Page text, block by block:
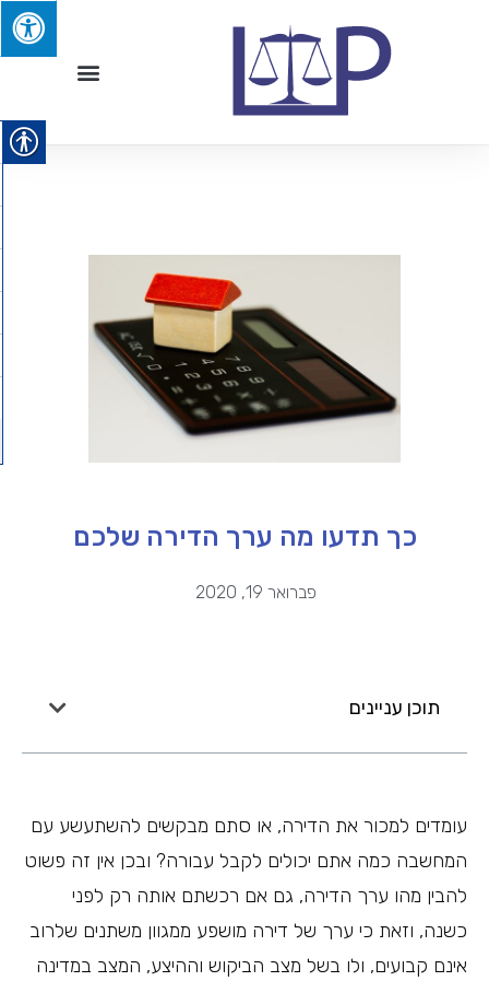
כך תדעו מה ערך הדירה שלכם
פברואר 19, 2020
תוכן עניינים
עומדים למכור את הדירה, או סתם מבקשים להשתעשע עם
המחשבה כמה אתם יכולים לקבל עבורה? ובכן אין זה פשוט
להבין מהו ערך הדירה, גם אם רכשתם אותה רק לפני
כשנה, וזאת כי ערך של דירה מושפע ממגוון משתנים שלרוב
אינם קבועים, ולו בשל מצב הביקוש וההיצע, המצב במדינה